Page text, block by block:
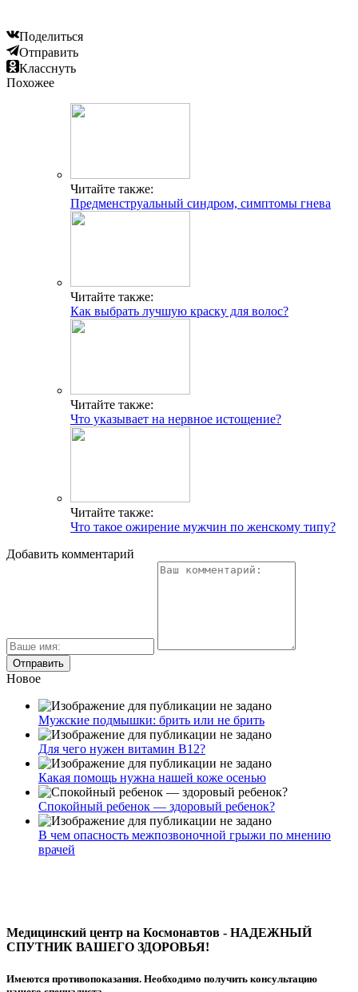
Поделиться
Отправить
Класснуть
Похожее
Читайте также:
Предменструальный синдром, симптомы гнева
Читайте также:
Как выбрать лучшую краску для волос?
Читайте также:
Что указывает на нервное истощение?
Читайте также:
Что такое ожирение мужчин по женскому типу?
Добавить комментарий
Новое
Мужские подмышки: брить или не брить
Для чего нужен витамин В12?
Какая помощь нужна нашей коже осенью
Спокойный ребенок — здоровый ребенок?
В чем опасность межпозвоночной грыжи по мнению
врачей
Медицинский центр на Космонавтов - НАДЕЖНЫЙ
СПУТНИК ВАШЕГО ЗДОРОВЬЯ!
Имеются противопоказания. Необходимо получить консультацию